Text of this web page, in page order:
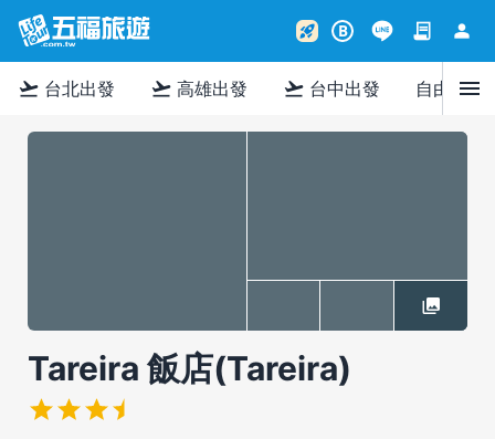
rocket_launch B contract person
flight_takeoff 台北出發 flight_takeoff 高雄出發 flight_takeoff 台中出發 自由行menu
Tareira 飯店(Tareira)